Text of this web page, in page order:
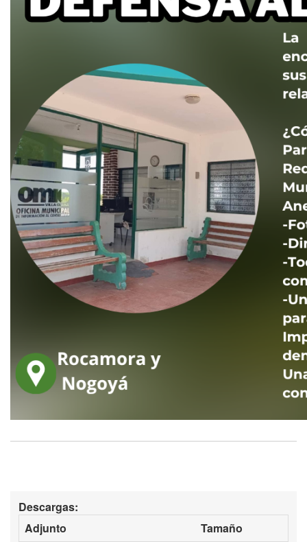
Descargas:
Adjunto
Tamaño